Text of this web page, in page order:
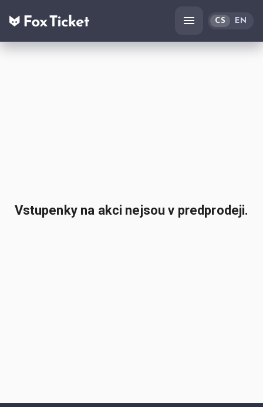
CS EN
Vstupenky na akci nejsou v predprodeji.